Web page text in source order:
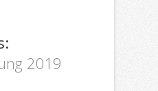
2019